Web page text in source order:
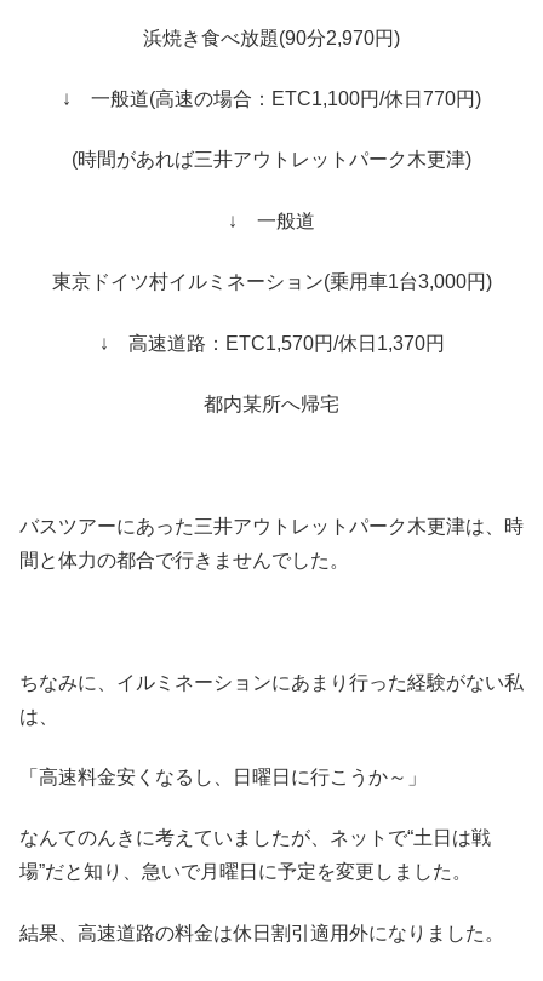
浜焼き食べ放題(90分2,970円)
↓ 一般道(高速の場合：ETC1,100円/休日770円)
(時間があれば三井アウトレットパーク木更津)
↓ 一般道
東京ドイツ村イルミネーション(乗用車1台3,000円)
↓ 高速道路：ETC1,570円/休日1,370円
都内某所へ帰宅
バスツアーにあった三井アウトレットパーク木更津は、時
間と体力の都合で行きませんでした。
ちなみに、イルミネーションにあまり行った経験がない私
は、
「高速料金安くなるし、日曜日に行こうか～」
なんてのんきに考えていましたが、ネットで“土日は戦
場”だと知り、急いで月曜日に予定を変更しました。
結果、高速道路の料金は休日割引適用外になりました。